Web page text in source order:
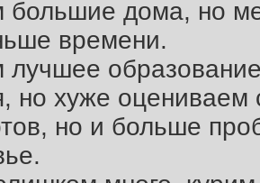
дома, но
времени.
но хуже
но и больше